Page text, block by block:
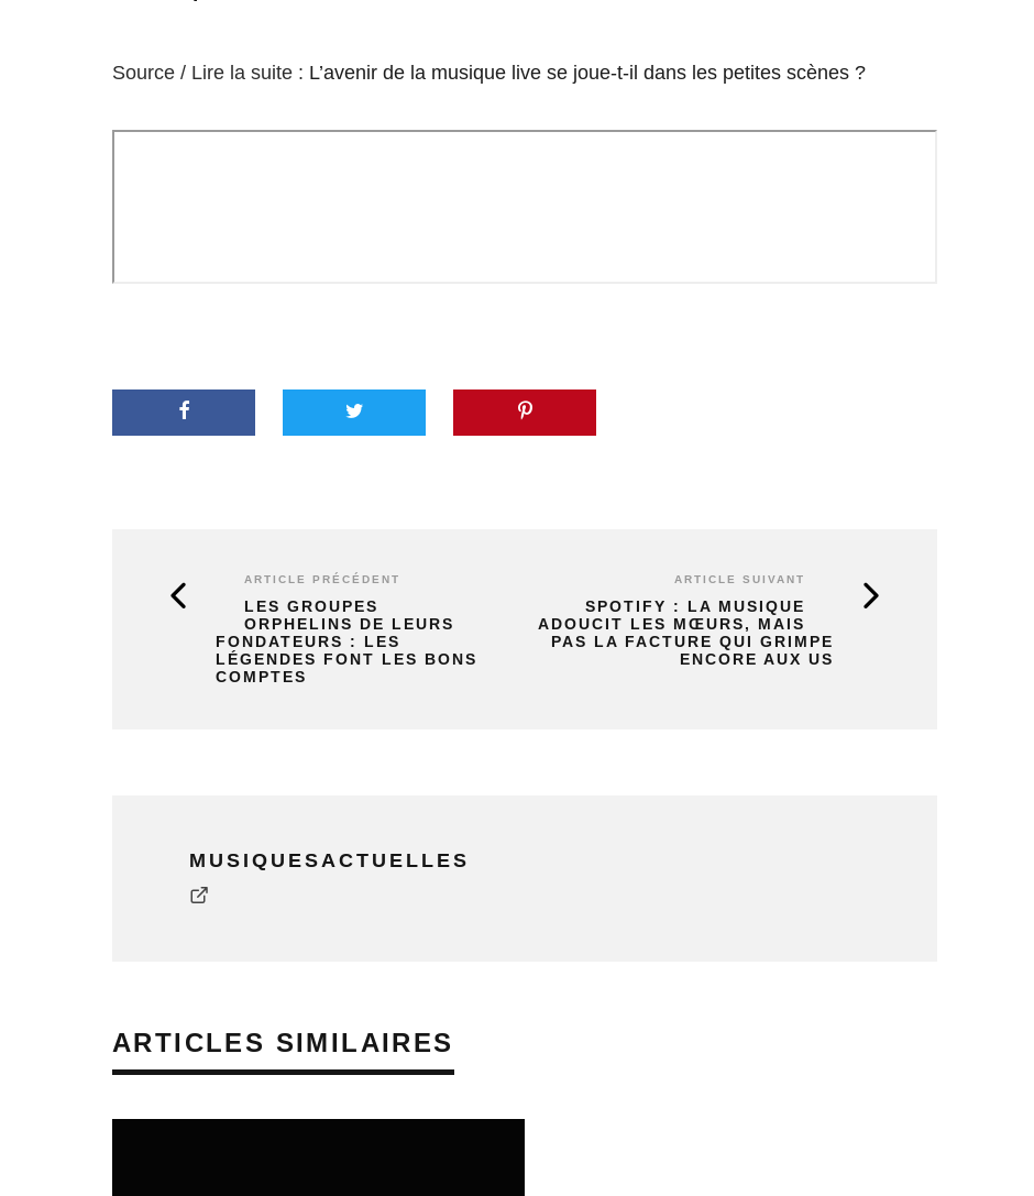
Source / Lire la suite : L’avenir de la musique live se joue-t-il dans les petites scènes ?
ARTICLE PRÉCÉDENT
LES GROUPES
ORPHELINS DE LEURS
FONDATEURS : LES
LÉGENDES FONT LES BONS
COMPTES
ARTICLE SUIVANT
SPOTIFY : LA MUSIQUE
ADOUCIT LES MŒURS, MAIS
PAS LA FACTURE QUI GRIMPE
ENCORE AUX US
MUSIQUESACTUELLES
ARTICLES SIMILAIRES